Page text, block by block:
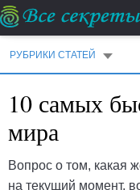
РУБРИКИ СТАТЕЙ
10 самых
мира
Вопрос о том, какая
на текущий момент,